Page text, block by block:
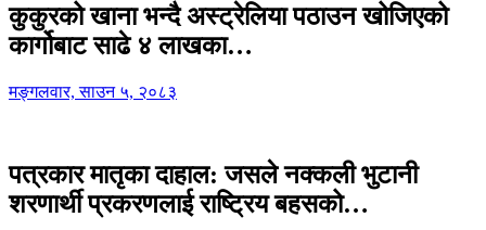
कुकुरको खाना भन्दै अस्ट्रेलिया पठाउन खोजिएको
कार्गोबाट साढे ४ लाखका…
मङ्गलवार, साउन ५, २०८३
पत्रकार मातृका दाहाल: जसले नक्कली भुटानी
शरणार्थी प्रकरणलाई राष्ट्रिय बहसको…